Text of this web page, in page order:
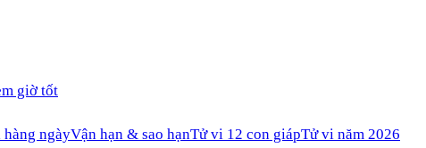
giờ tốt
ngàyVận hạn & sao hạnTử vi 12 con giápTử vi năm 2026